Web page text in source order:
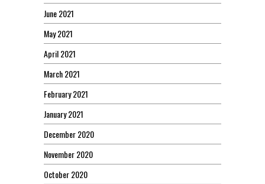
June 2021
May 2021
April 2021
March 2021
February 2021
January 2021
December 2020
November 2020
October 2020